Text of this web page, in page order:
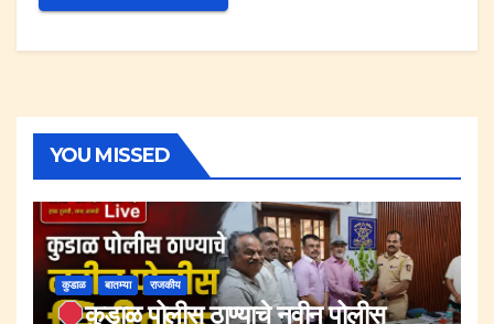
YOU MISSED
कुडाळ बातम्या राजकीय
कुडाळ पोलीस ठाण्याचे नवीन पोलीस